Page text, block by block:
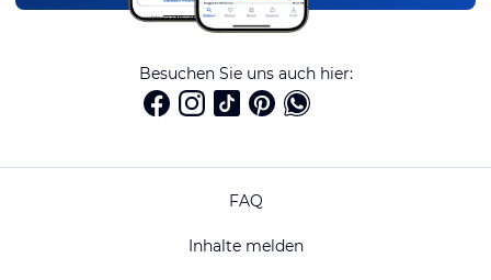
Besuchen Sie uns auch hier:
FAQ
Inhalte melden